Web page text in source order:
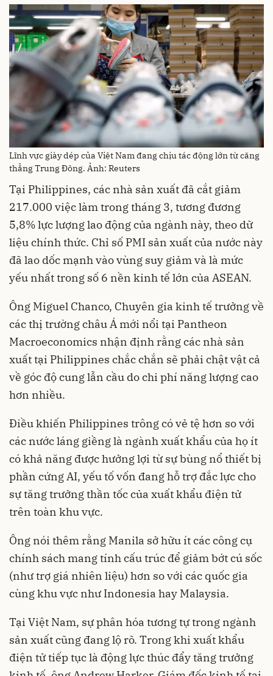
Lĩnh vực giày dép của Việt Nam đang chịu tác động lớn từ căng
thẳng Trung Đông. Ảnh: Reuters
Tại Philippines, các nhà sản xuất đã cắt giảm
217.000 việc làm trong tháng 3, tương đương
5,8% lực lượng lao động của ngành này, theo dữ
liệu chính thức. Chỉ số PMI sản xuất của nước này
đã lao dốc mạnh vào vùng suy giảm và là mức
yếu nhất trong số 6 nền kinh tế lớn của ASEAN.
Ông Miguel Chanco, Chuyên gia kinh tế trưởng về
các thị trường châu Á mới nổi tại Pantheon
Macroeconomics nhận định rằng các nhà sản
xuất tại Philippines chắc chắn sẽ phải chật vật cả
về góc độ cung lẫn cầu do chi phí năng lượng cao
hơn nhiều.
Điều khiến Philippines trông có vẻ tệ hơn so với
các nước láng giềng là ngành xuất khẩu của họ ít
có khả năng được hưởng lợi từ sự bùng nổ thiết bị
phần cứng AI, yếu tố vốn đang hỗ trợ đắc lực cho
sự tăng trưởng thần tốc của xuất khẩu điện tử
trên toàn khu vực.
Ông nói thêm rằng Manila sở hữu ít các công cụ
chính sách mang tính cấu trúc để giảm bớt cú sốc
(như trợ giá nhiên liệu) hơn so với các quốc gia
cùng khu vực như Indonesia hay Malaysia.
Tại Việt Nam, sự phân hóa tương tự trong ngành
sản xuất cũng đang lộ rõ. Trong khi xuất khẩu
điện tử tiếp tục là động lực thúc đẩy tăng trưởng